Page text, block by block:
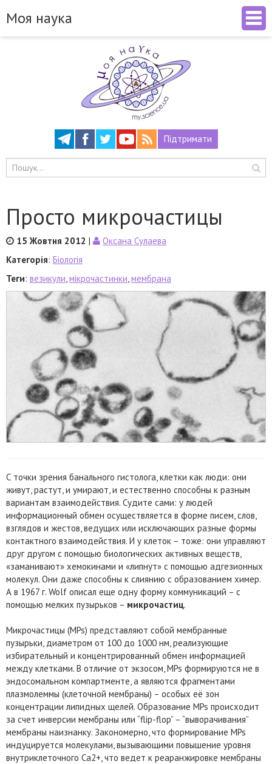
Підтримати
Моя наука
Просто микрочастицы
15 Жовтня 2012 |
Оксана Сулаева
Категорія: Біологія
Теги: везикули,мікрочастинки,мембрана
С точки зрения банального гистолога, клетки как люди: они
живут, растут, и умирают, и естественно способны к разным
вариантам взаимодействия. Судите сами: у людей
информационный обмен осуществляется в форме писем, слов,
взглядов и жестов, ведущих или исключающих разные формы
контактного взаимодействия. И у клеток – тоже: они управляют
друг другом с помощью биологических активных веществ,
«заманивают» хемокинами и «липнут» с помощью адгезионных
молекул. Они даже способны к слиянию с образованием химер.
А в 1967 г. Wolf описал еще одну форму коммуникаций – с
помощью мелких пузырьков – микрочастиц.
Микрочастицы (MPs) представляют собой мембранные
пузырьки, диаметром от 100 до 1000 нм, реализующие
избирательный и концентрированный обмен информацией
между клетками. В отличие от экзосом, MPs формируются не в
эндосомальном компартменте, а являются фрагментами
плазмолеммы (клеточной мембраны) – особых её зон
концентрации липидных щелей. Образование MPs происходит
за счет инверсии мембраны или “flip-flop” – “выворачивания”
мембраны наизнанку. Закономерно, что формирование MPs
индуцируется молекулами, вызывающими повышение уровня
внутриклеточного Са2+, что ведет к реаранжировке мембраны